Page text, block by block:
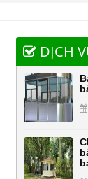
DỊCH